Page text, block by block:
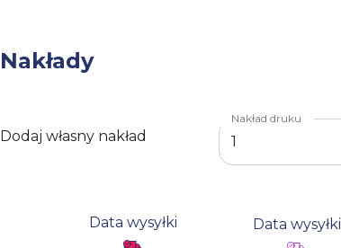
Nakłady
Dodaj własny nakład
Nakład druku
Data wysyłki Data wysyłki